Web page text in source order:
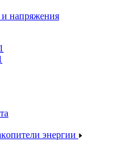
и напряжения
энергии